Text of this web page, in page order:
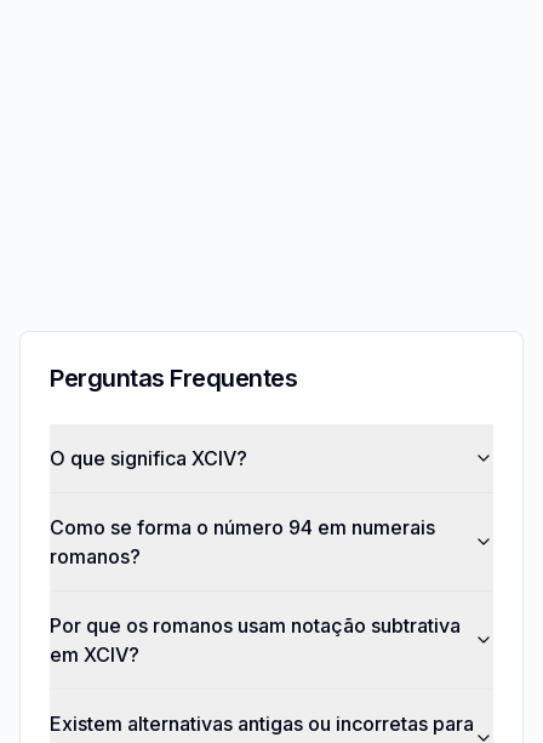
Perguntas Frequentes
O que significa XCIV?
Como se forma o número 94 em numerais
romanos?
Por que os romanos usam notação subtrativa
em XCIV?
Existem alternativas antigas ou incorretas para